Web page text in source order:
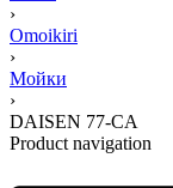
›
Omoikiri
›
Мойки
›
DAISEN 77-CA
Product navigation